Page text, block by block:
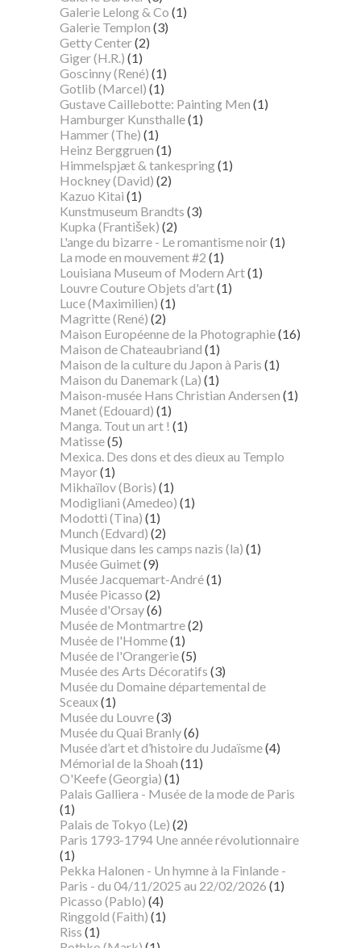
Galerie Lelong & Co (1)
Galerie Templon (3)
Getty Center(2)
Giger (H.R.) (1)
Goscinny (René) (1)
Gotlib (Marcel) (1)
Gustave Caillebotte: Painting Men (1)
Hamburger Kunsthalle(1)
Hammer (The) (1)
Heinz Berggruen (1)
Himmelspjæt & tankespring(1)
Hockney (David) (2)
Kazuo Kitai (1)
Kunstmuseum Brandts (3)
Kupka (František) (2)
L'ange du bizarre - Le romantisme noir(1)
La mode en mouvement #2 (1)
Louisiana Museum of Modern Art(1)
Louvre Couture Objets d'art(1)
Luce (Maximilien) (1)
Magritte (René) (2)
Maison Européenne de la Photographie(16)
Maison de Chateaubriand (1)
Maison de la culture du Japon à Paris (1)
Maison du Danemark (La) (1)
Maison-musée Hans Christian Andersen (1)
Manet (Edouard) (1)
Manga. Tout un art ! (1)
Matisse(5)
Mexica. Des dons et des dieux au Templo
Mayor(1)
Mikhaïlov (Boris) (1)
Modigliani (Amedeo) (1)
Modotti (Tina) (1)
Munch (Edvard) (2)
Musique dans les camps nazis (la) (1)
Musée Guimet(9)
Musée Jacquemart-André(1)
Musée Picasso (2)
Musée d'Orsay(6)
Musée de Montmartre(2)
Musée de l'Homme(1)
Musée de l'Orangerie(5)
Musée des Arts Décoratifs (3)
Musée du Domaine départemental de
Sceaux(1)
Musée du Louvre(3)
Musée du Quai Branly(6)
Musée d’art et d’histoire du Judaïsme(4)
Mémorial de la Shoah (11)
O'Keefe (Georgia) (1)
Palais Galliera - Musée de la mode de Paris
(1)
Palais de Tokyo (Le) (2)
Paris 1793-1794 Une année révolutionnaire
(1)
Pekka Halonen - Un hymne à la Finlande -
Paris - du 04/11/2025 au 22/02/2026 (1)
Picasso (Pablo) (4)
Ringgold (Faith) (1)
Riss (1)